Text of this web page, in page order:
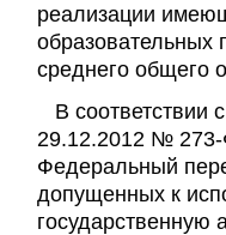
реализации
образовательных
среднего общего
В соответствии
29.12.2012 № 273-
Федеральный
допущенных к
государственную